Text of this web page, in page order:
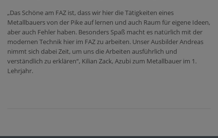
„Das Schöne am FAZ ist, dass wir hier die Tätigkeiten eines
Metallbauers von der Pike auf lernen und auch Raum für eigene Ideen,
aber auch Fehler haben. Besonders Spaß macht es natürlich mit der
modernen Technik hier im FAZ zu arbeiten. Unser Ausbilder Andreas
nimmt sich dabei Zeit, um uns die Arbeiten ausführlich und
verständlich zu erklären“, Kilian Zack, Azubi zum Metallbauer im 1.
Lehrjahr.